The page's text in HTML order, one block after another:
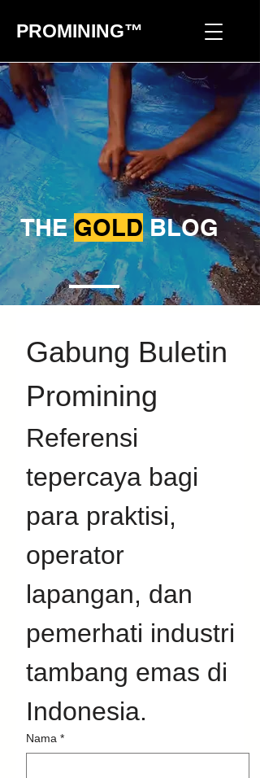
PROMINING™
THEGOLDBLOG
Gabung Buletin
Promining
Referensi
tepercaya bagi
para praktisi,
operator
lapangan, dan
pemerhati industri
tambang emas di
Nama *